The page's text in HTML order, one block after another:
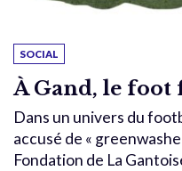
SOCIAL
À Gand, le foot
Dans un univers du
accusé de «
Fondation de La